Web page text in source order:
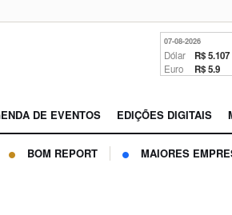
07-08-2026
Dólar R$ 5.107
Euro R$ 5.9
DE EVENTOS EDIÇÕES DIGITAIS
BOM REPORT MAIORES